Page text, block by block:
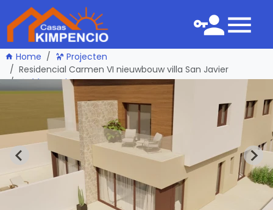
Home
Projecten
Residencial Carmen VI nieuwbouw villa San Javier
één pagina terug